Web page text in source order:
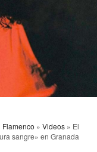
Flamenco » Videos » El
sangre» en Granada